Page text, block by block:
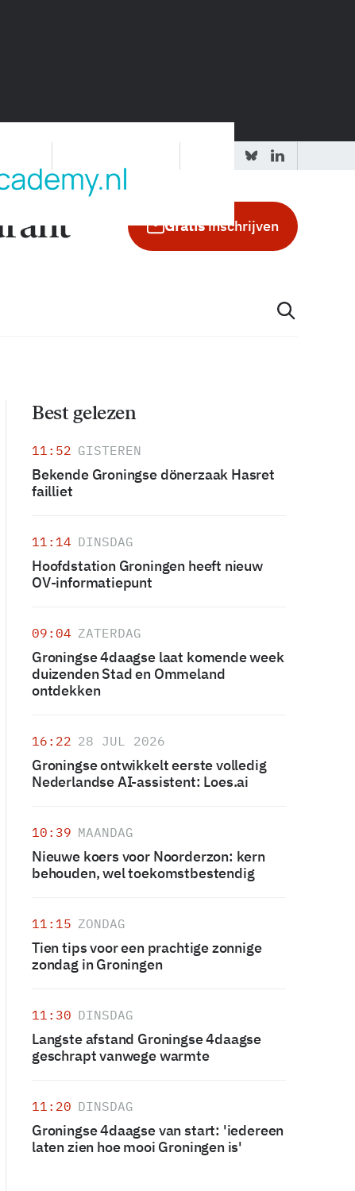
Gratisinschrijven
Best gelezen
11:52 GISTEREN
Bekende Groningse dönerzaak Hasret
failliet
11:14 DINSDAG
Hoofdstation Groningen heeft nieuw
OV-informatiepunt
09:04 ZATERDAG
Groningse 4daagse laat komende week
duizenden Stad en Ommeland
ontdekken
16:22 28 JUL 2026
Groningse ontwikkelt eerste volledig
Nederlandse AI-assistent: Loes.ai
10:39 MAANDAG
Nieuwe koers voor Noorderzon: kern
behouden, wel toekomstbestendig
11:15 ZONDAG
Tien tips voor een prachtige zonnige
zondag in Groningen
11:30 DINSDAG
Langste afstand Groningse 4daagse
geschrapt vanwege warmte
11:20 DINSDAG
Groningse 4daagse van start: 'iedereen
laten zien hoe mooi Groningen is'